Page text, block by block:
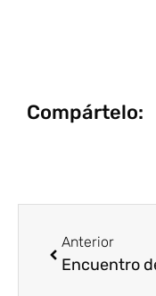
Compártelo:
Anterior